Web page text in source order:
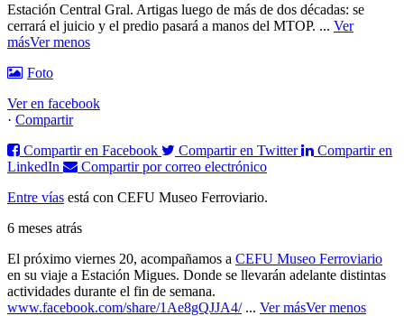
Estación Central Gral. Artigas luego de más de dos décadas: se
cerrará el juicio y el predio pasará a manos del MTOP. ... Ver
másVer menos
Foto
Ver en facebook
· Compartir
Compartir en Facebook
Compartir en Twitter
Compartir en
LinkedIn
Compartir por correo electrónico
Entre vías está con CEFU Museo Ferroviario.
6 meses atrás
El próximo viernes 20, acompañamos a CEFU Museo Ferroviario
en su viaje a Estación Migues. Donde se llevarán adelante distintas
actividades durante el fin de semana.
www.facebook.com/share/1Ae8gQJJA4/ ... Ver másVer menos